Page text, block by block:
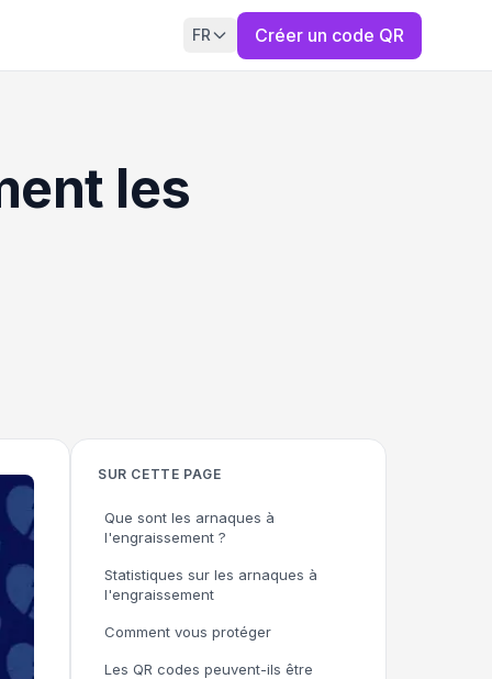
FR Créer un code QR
les
SUR CETTE PAGE
Que sont les arnaques à
l'engraissement ?
Statistiques sur les arnaques à
l'engraissement
Comment vous protéger
Les QR codes peuvent-ils être